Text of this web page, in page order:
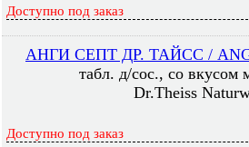
Доступно под заказ
АНГИ СЕПТ ДР. ТАЙСС / ANGI
табл. д/сос., со вкусом
Dr.Theiss
Доступно под заказ